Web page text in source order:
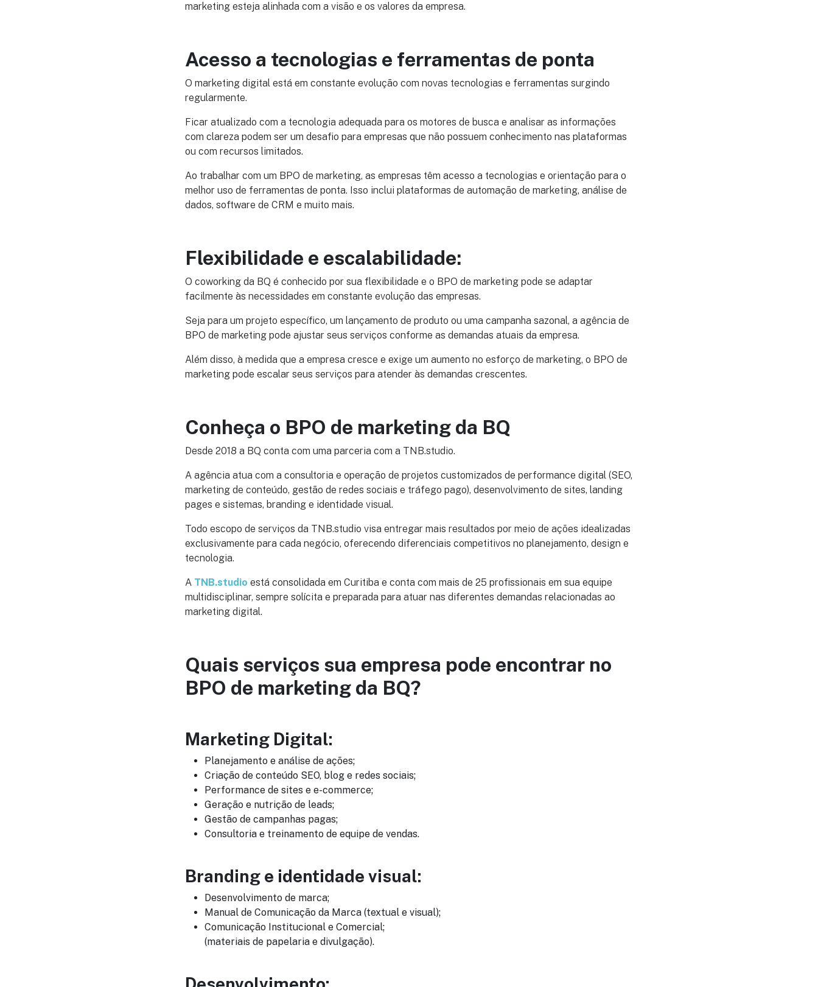
marketing esteja alinhada com a visão e os valores da empresa.
Acesso a tecnologias e ferramentas de ponta
O marketing digital está em constante evolução com novas tecnologias e ferramentas surgindo
regularmente.
Ficar atualizado com a tecnologia adequada para os motores de busca e analisar as informações
com clareza podem ser um desafio para empresas que não possuem conhecimento nas plataformas
ou com recursos limitados.
Ao trabalhar com um BPO de marketing, as empresas têm acesso a tecnologias e orientação para o
melhor uso de ferramentas de ponta. Isso inclui plataformas de automação de marketing, análise de
dados, software de CRM e muito mais.
Flexibilidade e escalabilidade:
O coworking da BQ é conhecido por sua flexibilidade e o BPO de marketing pode se adaptar
facilmente às necessidades em constante evolução das empresas.
Seja para um projeto específico, um lançamento de produto ou uma campanha sazonal, a agência de
BPO de marketing pode ajustar seus serviços conforme as demandas atuais da empresa.
Além disso, à medida que a empresa cresce e exige um aumento no esforço de marketing, o BPO de
marketing pode escalar seus serviços para atender às demandas crescentes.
Conheça o BPO de marketing da BQ
Desde 2018 a BQ conta com uma parceria com a TNB.studio.
A agência atua com a consultoria e operação de projetos customizados de performance digital (SEO,
marketing de conteúdo, gestão de redes sociais e tráfego pago), desenvolvimento de sites, landing
pages e sistemas, branding e identidade visual.
Todo escopo de serviços da TNB.studio visa entregar mais resultados por meio de ações idealizadas
exclusivamente para cada negócio, oferecendo diferenciais competitivos no planejamento, design e
tecnologia.
A TNB.studio está consolidada em Curitiba e conta com mais de 25 profissionais em sua equipe
multidisciplinar, sempre solícita e preparada para atuar nas diferentes demandas relacionadas ao
marketing digital.
Quais serviços sua empresa pode encontrar no
BPO de marketing da BQ?
Marketing Digital:
Planejamento e análise de ações;
Criação de conteúdo SEO, blog e redes sociais;
Performance de sites e e-commerce;
Geração e nutrição de leads;
Gestão de campanhas pagas;
Consultoria e treinamento de equipe de vendas.
Branding e identidade visual:
Desenvolvimento de marca;
Manual de Comunicação da Marca (textual e visual);
Comunicação Institucional e Comercial;
(materiais de papelaria e divulgação).